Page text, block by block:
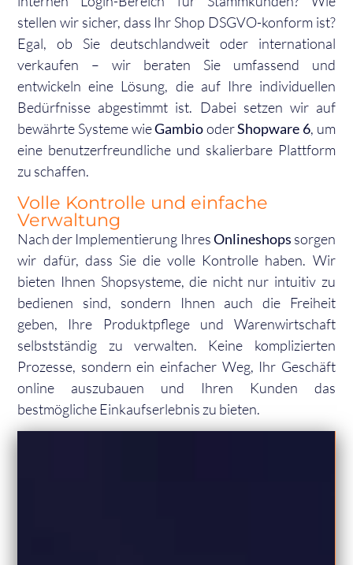
stellen wir sicher, dass Ihr Shop DSGVO-konform ist?
Egal, ob Sie deutschlandweit oder international
verkaufen – wir beraten Sie umfassend und
entwickeln eine Lösung, die auf Ihre individuellen
Bedürfnisse abgestimmt ist. Dabei setzen wir auf
bewährte Systeme wieGambiooderShopware 6, um
eine benutzerfreundliche und skalierbare Plattform
zu schaffen.
Volle Kontrolle und einfache
Verwaltung
Nach der Implementierung IhresOnlineshops sorgen
wir dafür, dass Sie die volle Kontrolle haben. Wir
bieten Ihnen Shopsysteme, die nicht nur intuitiv zu
bedienen sind, sondern Ihnen auch die Freiheit
geben, Ihre Produktpflege und Warenwirtschaft
selbstständig zu verwalten. Keine komplizierten
Prozesse, sondern ein einfacher Weg, Ihr Geschäft
online auszubauen und Ihren Kunden das
bestmögliche Einkaufserlebnis zu bieten.